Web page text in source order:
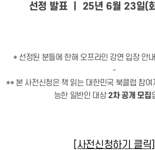
선정 발표 ㅣ 25년 6월 23일(
* 선정된 분들에 한해 오프라인 강연 입장 안
-
** 본 사전신청은 책 읽는 대한민국 북클럽 참
능한 일반인 대상 2차 공개 모집
[사전신청하기 클릭]